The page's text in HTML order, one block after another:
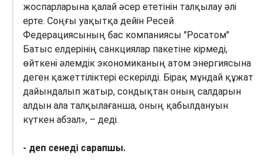
жоспарларына қалай әсер ететінін талқылау әлі
ерте. Соңғы уақытқа дейін Ресей
Федерациясының бас компаниясы "Росатом"
Батыс елдерінің санкциялар пакетіне кірмеді,
өйткені әлемдік экономиканың атом энергиясына
деген қажеттіліктері ескерілді. Бірақ мұндай құжат
дайындалып жатыр, сондықтан оның салдарын
алдын ала талқылағанша, оның қабылдануын
күткен абзал», – деді.
- деп сенеді сарапшы.